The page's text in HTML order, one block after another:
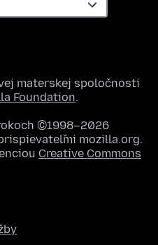
materskej spoločnosti
Foundation.
©1998–2026
mozilla.org.
Creative Commons